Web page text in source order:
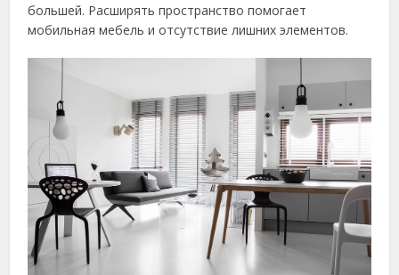
большей. Расширять пространство помогает
мобильная мебель и отсутствие лишних элементов.